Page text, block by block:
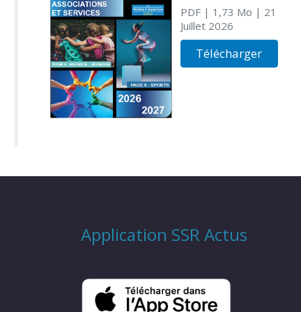
PDF| 1,73 Mo | 21
Juillet 2026
Télécharger
Application SSR Actus